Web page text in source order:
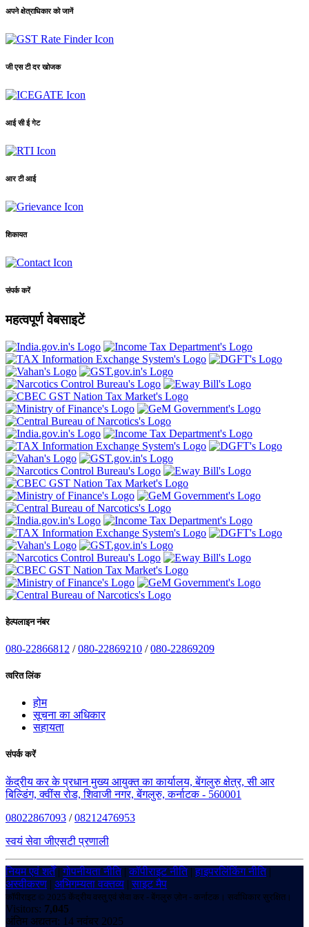
अपने क्षेत्राधिकार को जानें
जी एस टी दर खोजक
आई सी ई गेट
आर टी आई
शिकायत
संपर्क करें
महत्वपूर्ण वेबसाइटें
हेल्पलाइन नंबर
080-22866812 /080-22869210 /080-22869209
त्वरित लिंक
होम
सूचना का अधिकार
सहायता
संपर्क करें
केंद्रीय कर के प्रधान मुख्य आयुक्त का कार्यालय, बेंगलुरु क्षेत्र, सी आर
बिल्डिंग, क्वींस रोड, शिवाजी नगर, बेंगलुरु, कर्नाटक - 560001
08022867093 /08212476953
स्वयं सेवा जीएसटी प्रणाली
नियम एवं शर्तें|गोपनीयता नीति|कॉपीराइट नीति|हाइपरलिंकिंग नीति|
अस्वीकरण | अभिगम्यता वक्तव्य |साइट मैप
कॉपीराइट © 2025 केंद्रीय वस्तु एवं सेवा कर - बेंगलुरु ज़ोन - कर्नाटक। सर्वाधिकार सुरक्षित।
Visitors: 7,045
अंतिम अद्यतन: 14 नवंबर 2025